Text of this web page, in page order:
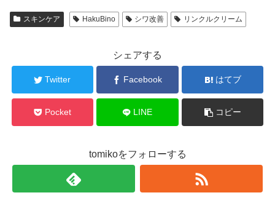
スキンケア HakuBino シワ改善 リンクルクリーム
シェアする
Twitter Facebook はてブ
Pocket LINE コピー
tomikoをフォローする